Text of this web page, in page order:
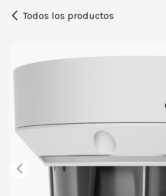
Todos los productos